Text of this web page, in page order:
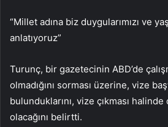
“Millet adına biz duygularımızı ve
anlatıyoruz”
Turunç, bir gazetecinin ABD’de
olmadığını sorması üzerine, vize
bulunduklarını, vize çıkması
olacağını belirtti.